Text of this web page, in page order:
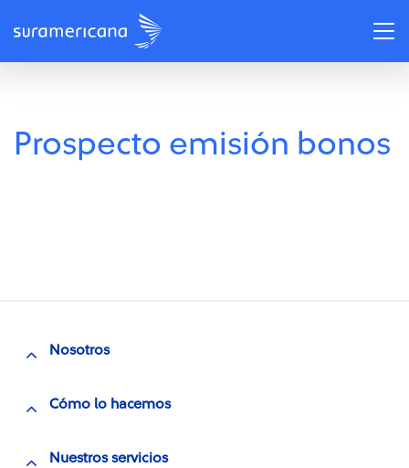
Prospecto emisión bonos
Nosotros
Cómo lo hacemos
Nuestros servicios